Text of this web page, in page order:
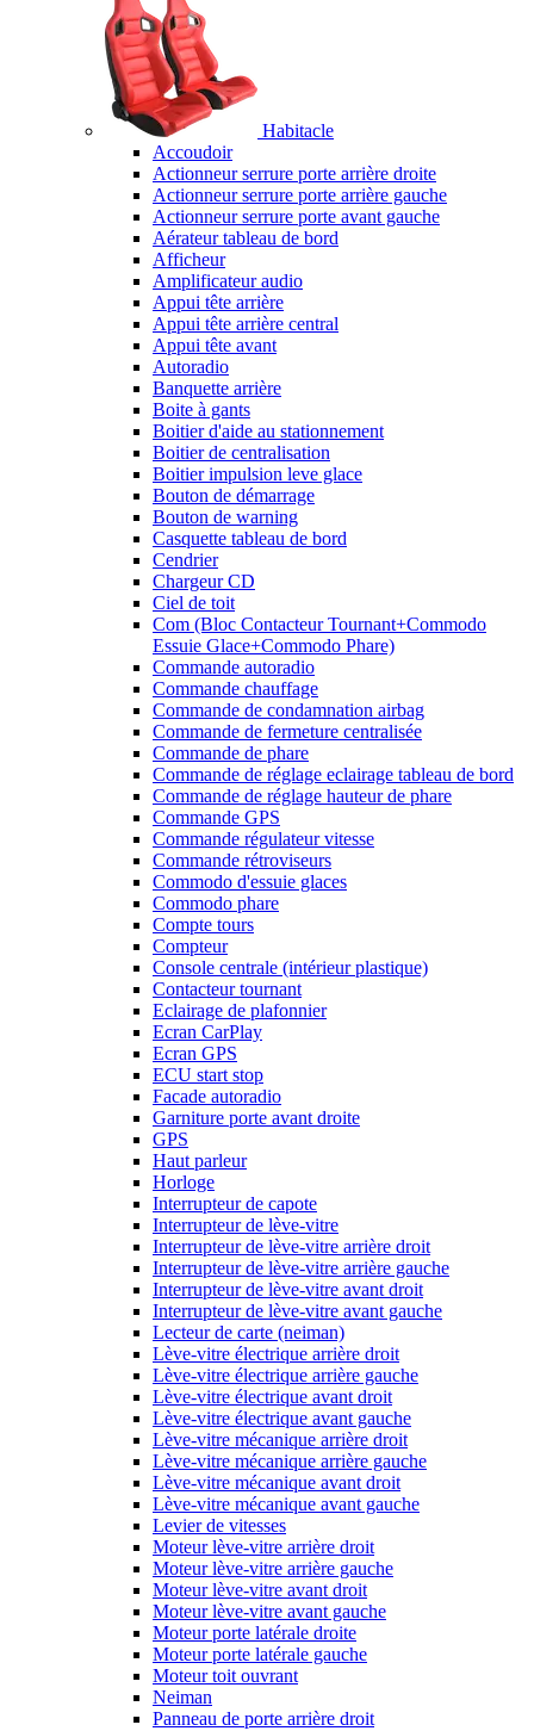
Habitacle
Accoudoir
Actionneur serrure porte arrière droite
Actionneur serrure porte arrière gauche
Actionneur serrure porte avant gauche
Aérateur tableau de bord
Afficheur
Amplificateur audio
Appui tête arrière
Appui tête arrière central
Appui tête avant
Autoradio
Banquette arrière
Boite à gants
Boitier d'aide au stationnement
Boitier de centralisation
Boitier impulsion leve glace
Bouton de démarrage
Bouton de warning
Casquette tableau de bord
Cendrier
Chargeur CD
Ciel de toit
Com (Bloc Contacteur Tournant+Commodo
Essuie Glace+Commodo Phare)
Commande autoradio
Commande chauffage
Commande de condamnation airbag
Commande de fermeture centralisée
Commande de phare
Commande de réglage eclairage tableau de bord
Commande de réglage hauteur de phare
Commande GPS
Commande régulateur vitesse
Commande rétroviseurs
Commodo d'essuie glaces
Commodo phare
Compte tours
Compteur
Console centrale (intérieur plastique)
Contacteur tournant
Eclairage de plafonnier
Ecran CarPlay
Ecran GPS
ECU start stop
Facade autoradio
Garniture porte avant droite
GPS
Haut parleur
Horloge
Interrupteur de capote
Interrupteur de lève-vitre
Interrupteur de lève-vitre arrière droit
Interrupteur de lève-vitre arrière gauche
Interrupteur de lève-vitre avant droit
Interrupteur de lève-vitre avant gauche
Lecteur de carte (neiman)
Lève-vitre électrique arrière droit
Lève-vitre électrique arrière gauche
Lève-vitre électrique avant droit
Lève-vitre électrique avant gauche
Lève-vitre mécanique arrière droit
Lève-vitre mécanique arrière gauche
Lève-vitre mécanique avant droit
Lève-vitre mécanique avant gauche
Levier de vitesses
Moteur lève-vitre arrière droit
Moteur lève-vitre arrière gauche
Moteur lève-vitre avant droit
Moteur lève-vitre avant gauche
Moteur porte latérale droite
Moteur porte latérale gauche
Moteur toit ouvrant
Neiman
Panneau de porte arrière droit